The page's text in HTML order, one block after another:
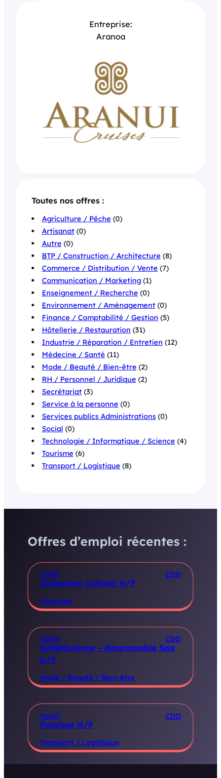
Entreprise:
Aranoa
Toutes nos offres :
Agriculture / Pêche (0)
Artisanat(0)
Autre (0)
BTP / Construction / Architecture (8)
Commerce / Distribution / Vente (7)
Communication / Marketing(1)
Enseignement / Recherche (0)
Environnement / Aménagement(0)
Finance / Comptabilité / Gestion (5)
Hôtellerie / Restauration (31)
Industrie / Réparation / Entretien (12)
Médecine / Santé (11)
Mode / Beauté / Bien-être (2)
RH / Personnel / Juridique (2)
Secrétariat(3)
Service à la personne (0)
Services publics Administrations(0)
Social (0)
Technologie / Informatique / Science (4)
Tourisme (6)
Transport / Logistique (8)
Offres d’emploi récentes :
Tahiti CDD
Animateur culturel H/F
Tourisme
Tahiti CDD
Esthéticienne – Responsable Spa
H/F
Mode / Beauté / Bien-être
Tahiti CDD
Pointeur H/F
Transport / Logistique